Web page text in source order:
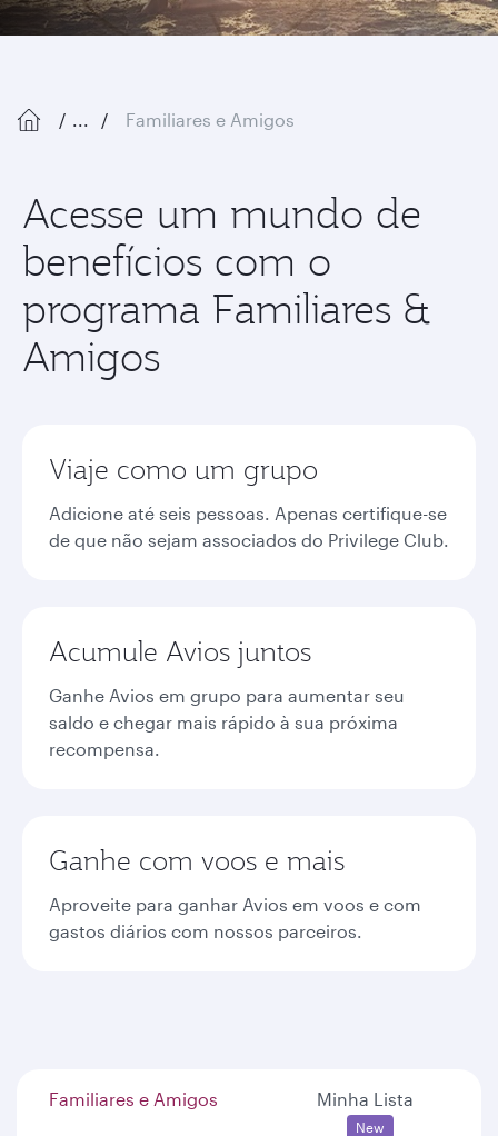
... Familiares e Amigos
Acesse um mundo de
benefícios com o
programa Familiares &
Amigos
Viaje como um grupo
Adicione até seis pessoas. Apenas certifique-se
de que não sejam associados do Privilege Club.
Acumule Avios juntos
Ganhe Avios em grupo para aumentar seu
saldo e chegar mais rápido à sua próxima
recompensa.
Ganhe com voos e mais
Aproveite para ganhar Avios em voos e com
gastos diários com nossos parceiros.
Familiares e Amigos Minha Lista
New